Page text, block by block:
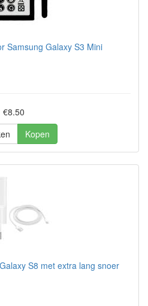
Samsung Galaxy S3 Mini
€8.50
Kopen
S8 met extra lang snoer